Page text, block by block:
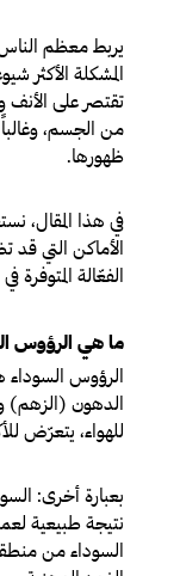
يربط معظم الناس
المشكلة الأكثر
تقتصر على
من الجسم،
ظهورها.
في هذا المقال،
الأماكن التي قد
الفعّالة
ما هي الرؤوس
الرؤوس
الدهون (الزهم)
للهواء، يتعرّض
بعبارة أخرى:
نتيجة طبيعية
السوداء من